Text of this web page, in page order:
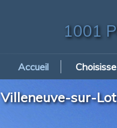
1001
Accueil
Villeneuve-sur-